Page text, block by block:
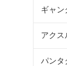
ギャン
アクス
パンタ